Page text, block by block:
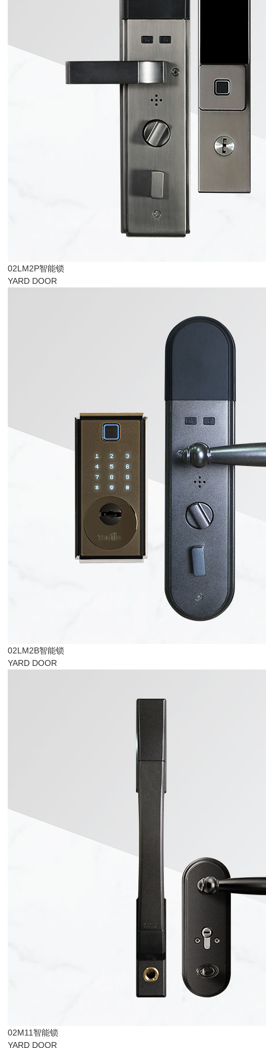
02LM2P智能锁
YARD DOOR
02LM2B智能锁
YARD DOOR
02M11智能锁
YARD DOOR